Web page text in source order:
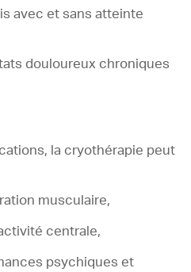
avec et sans atteinte
douloureux chroniques
la cryothérapie peut
musculaire,
centrale,
psychiques et